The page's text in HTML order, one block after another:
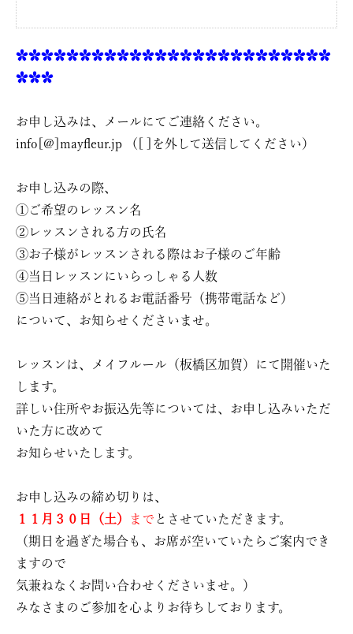
✿✿✿✿✿✿✿✿✿✿✿✿✿✿✿✿✿✿✿✿✿✿✿✿✿
✿✿✿
お申し込みは、メールにてご連絡ください。
info[@]mayfleur.jp （[ ]を外して送信してください）
お申し込みの際、
①ご希望のレッスン名
②レッスンされる方の氏名
③お子様がレッスンされる際はお子様のご年齢
④当日レッスンにいらっしゃる人数
⑤当日連絡がとれるお電話番号（携帯電話など）
について、お知らせくださいませ。
レッスンは、メイフルール（板橋区加賀）にて開催いた
します。
詳しい住所やお振込先等については、お申し込みいただ
いた方に改めて
お知らせいたします。
お申し込みの締め切りは、
１１月３０日（土）
まで とさせていただきます。
（期日を過ぎた場合も、お席が空いていたらご案内でき
ますので
気兼ねなくお問い合わせくださいませ。）
みなさまのご参加を心よりお待ちしております。